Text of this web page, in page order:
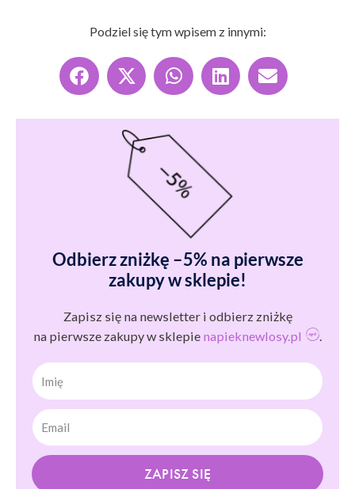
Podziel się tym wpisem z innymi:
Odbierz zniżkę –5% na pierwsze
zakupy w sklepie!
Zapisz się na newsletter i odbierz zniżkę
na pierwsze zakupy w sklepie napieknewlosy.pl .
Imię
ZAPISZ SIĘ